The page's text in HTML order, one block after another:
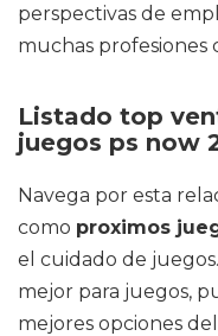
perspectivas de
muchas profesiones
Listado top
juegos ps now
Navega por esta
como proximos
el cuidado de
mejor para juegos,
mejores opciones